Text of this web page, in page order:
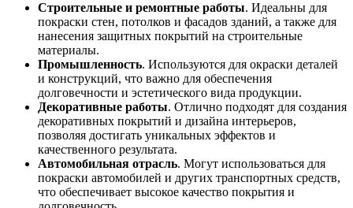
Строительные и ремонтные работы. Идеальны для
покраски стен, потолков и фасадов зданий, а также для
нанесения защитных покрытий на строительные
материалы.
Промышленность. Используются для окраски деталей
и конструкций, что важно для обеспечения
долговечности и эстетического вида продукции.
Декоративные работы. Отлично подходят для создания
декоративных покрытий и дизайна интерьеров,
позволяя достигать уникальных эффектов и
качественного результата.
Автомобильная отрасль. Могут использоваться для
покраски автомобилей и других транспортных средств,
что обеспечивает высокое качество покрытия и